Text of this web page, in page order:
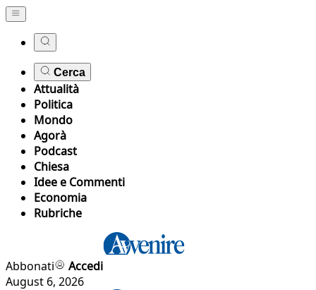
Cerca
Attualità
Politica
Mondo
Agorà
Podcast
Chiesa
Idee e Commenti
Economia
Rubriche
Abbonati
Accedi
August 6, 2026